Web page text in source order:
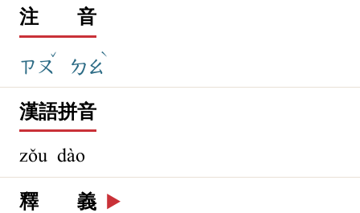
注 音
ㄗㄡ
ˇ
ㄉㄠ
ˋ
漢語拼音
zǒu dào
釋 義 ▶️